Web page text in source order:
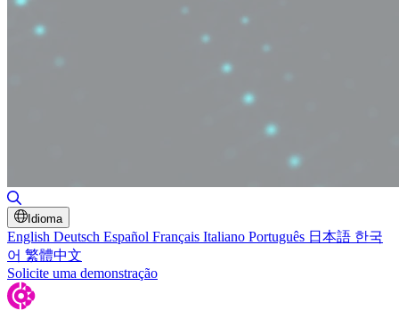
Idioma
English Deutsch Español Français Italiano Português 日本語 한국
어 繁體中文
Solicite uma demonstração